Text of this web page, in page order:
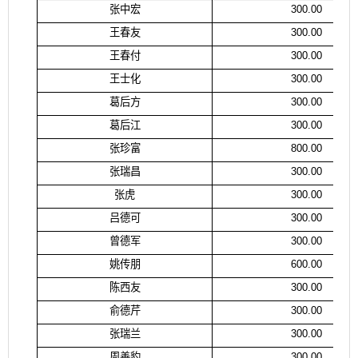
张中宏
300.00
王春友
300.00
王春付
300.00
王士化
300.00
葛后方
300.00
葛后江
300.00
张珍富
800.00
张瑞昌
300.00
张虎
300.00
吕德可
300.00
曾德军
300.00
姚传朋
600.00
陈西友
300.00
俞德芹
300.00
张瑞兰
300.00